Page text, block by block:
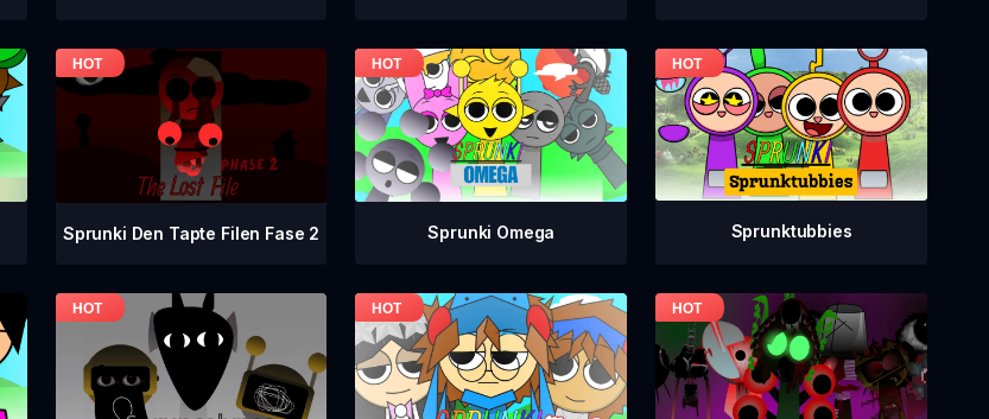
Sprunki Den Tapte Filen Fase 2 Sprunki Omega Sprunktubbies